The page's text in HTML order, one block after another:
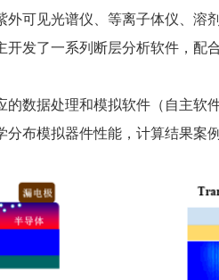
外可见光谱仪、等离子体仪、溶
开发了一系列断层分析软件，配
的数据处理和模拟软件（自主软
布模拟器件性能，计算结果案例